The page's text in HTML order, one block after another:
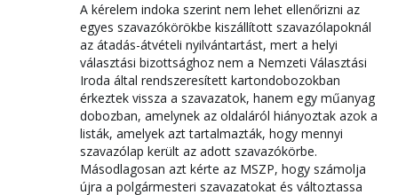
A kérelem indoka szerint nem lehet ellenőrizni az
egyes szavazókörökbe kiszállított szavazólapoknál
az átadás-átvételi nyilvántartást, mert a helyi
választási bizottsághoz nem a Nemzeti Választási
Iroda által rendszeresített kartondobozokban
érkeztek vissza a szavazatok, hanem egy műanyag
dobozban, amelynek az oldaláról hiányoztak azok a
listák, amelyek azt tartalmazták, hogy mennyi
szavazólap került az adott szavazókörbe.
Másodlagosan azt kérte az MSZP, hogy számolja
újra a polgármesteri szavazatokat és változtassa